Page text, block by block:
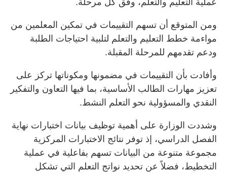
ومن المتوقع أن تسهم التقييمات في تمكين المعلمين من
مواءمة خطط التعليم والتعلم لتلبية احتياجات الطلبة
ودعم تقدمهم للمرحلة المقبلة.
وأفادت بأن التقييمات في مضمونها ومكوناتها تركز على
تعزيز مهارات الطالب الأساسية، بما فيها التعاون والتفكير
النقدي والمسؤولية نحو التعلم النشط.
وشددت الوزارة على أهمية توظيف بيانات اختبارات نهاية
الفصل الدراسي، إذ توفر نتائج الاختبارات المركزية
مجموعة متنوعة من البيانات تسهم بفاعلية في عملية
التخطيط، فضلاً عن تحديد نواتج التعلم التي تشكل